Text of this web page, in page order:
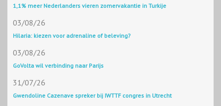
1,1% meer Nederlanders vieren zomervakantie in Turkije
03/08/26
Hilaria: kiezen voor adrenaline of beleving?
03/08/26
GoVolta wil verbinding naar Parijs
31/07/26
Gwendoline Cazenave spreker bij IWTTF congres in Utrecht